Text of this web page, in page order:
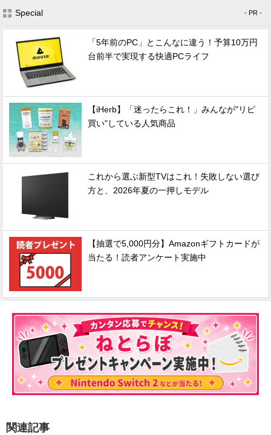
Special - PR -
「5年前のPC」とこんなに違う！予算10万円
台前半で実現する快適PCライフ
【iHerb】「迷ったらこれ！」みんなが"リピ
買い"している人気商品
これから選ぶ新型TVはこれ！失敗しない選び
方と、2026年夏の一押しモデル
【抽選で5,000円分】Amazonギフトカードが
当たる！読者アンケート実施中
関連記事